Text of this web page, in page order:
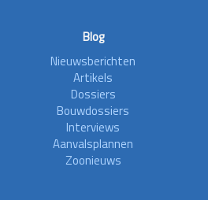
Blog
Nieuwsberichten
Artikels
Dossiers
Bouwdossiers
Interviews
Aanvalsplannen
Zoonieuws